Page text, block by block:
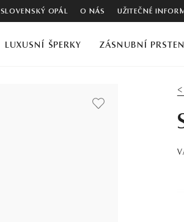
SLOVENSKÝ OPÁL O NÁS UŽITEČNÉ
LUXUSNÍ ŠPERKY ZÁSNUBNÍ
<